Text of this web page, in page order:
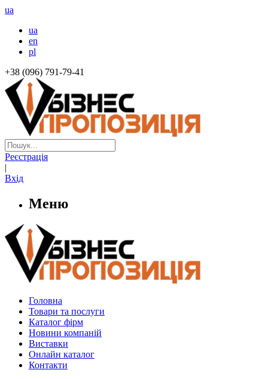
ua
ua
en
pl
+38 (096) 791-79-41
Реєстрація
|
Вхід
Меню
Головна
Товари та послуги
Каталог фірм
Новини компаній
Виставки
Онлайн каталог
Контакти